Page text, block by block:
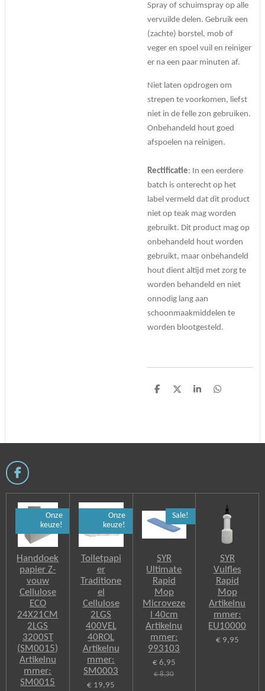
Spray of schuimspray op alle
vervuilde delen. Gebruik een
(zachte) borstel, mob of
veger en spoel vuil en reiniger
er na een paar minuten af.
Niet laten opdrogen om
strepen te voorkomen, liefst
niet in de felle zon gebruiken.
Onbehandeld hout goed
afspoelen na reinigen.
Rectificatie: In een eerdere
batch is onterecht op het
label vermeld dat dit product
niet op teak mag worden
gebruikt. Dit product mag op
onbehandeld hout worden
gebruikt, maar onbehandeld
hout dient altijd met zorg te
worden behandeld en niet
onnodig lang aan
schoonmaakmiddelen te
worden blootgesteld.
D
D
S
D
F
a
e
Onze
keuze!
Handdoek
papier Z-
vouw
Cellulose
ECO
24X21CM
2LGS
3200ST
(SM0015)
Artikelnu
mmer:
SM0015
Onze
keuze!
Toiletpapi
er
Traditione
el
Cellulose
2LGS
400VEL
40ROL
Artikelnu
mmer:
SM0003
€ 19,95
Sale!
SYR
Ultimate
Rapid
Mop
Microveze
l 40cm
Artikelnu
mmer:
993103
€ 6,95
€ 8,30
SYR
Vulfles
Rapid
Mop
Artikelnu
mmer:
EU10000
€ 9,95